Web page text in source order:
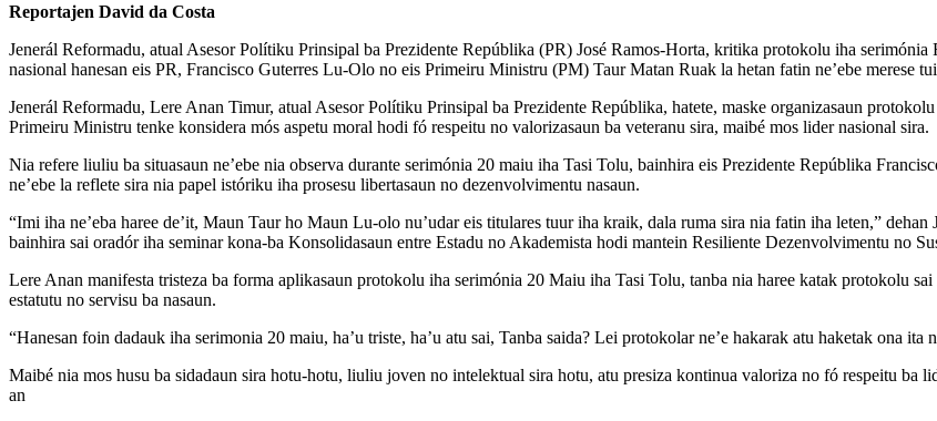
Reportajen David da Costa
Jenerál Reformadu, atual Asesor Polítiku Prinsipal ba Prezidente Repúblika (PR) José Ramos-Horta, kritika protokolu iha
nasional hanesan eis PR, Francisco Guterres Lu-Olo no eis Primeiru Ministru (PM) Taur Matan Ruak la hetan fatin ne’ebe merese
Jenerál Reformadu, Lere Anan Timur, atual Asesor Polítiku Prinsipal ba Prezidente Repúblika, hatete, maske organizasaun
Primeiru Ministru tenke konsidera mós aspetu moral hodi fó respeitu no valorizasaun ba veteranu sira, maibé mos lider nasional sira.
Nia refere liuliu ba situasaun ne’ebe nia observa durante serimónia 20 maiu iha Tasi Tolu, bainhira eis Prezidente Repúblika
ne’ebe la reflete sira nia papel istóriku iha prosesu libertasaun no dezenvolvimentu nasaun.
“Imi iha ne’eba haree de’it, Maun Taur ho Maun Lu-olo nu’udar eis titulares tuur iha kraik, dala ruma sira nia fatin iha leten,”
bainhira sai oradór iha seminar kona-ba Konsolidasaun entre Estadu no Akademista hodi mantein Resiliente Dezenvolvimentu no
Lere Anan manifesta tristeza ba forma aplikasaun protokolu iha serimónia 20 Maiu iha Tasi Tolu, tanba nia haree katak protokolu
estatutu no servisu ba nasaun.
“Hanesan foin dadauk iha serimonia 20 maiu, ha’u triste, ha’u atu sai, Tanba saida? Lei protokolar ne’e hakarak atu haketak ona ita
Maibé nia mos husu ba sidadaun sira hotu-hotu, liuliu joven no intelektual sira hotu, atu presiza kontinua valoriza no fó respeitu ba
an